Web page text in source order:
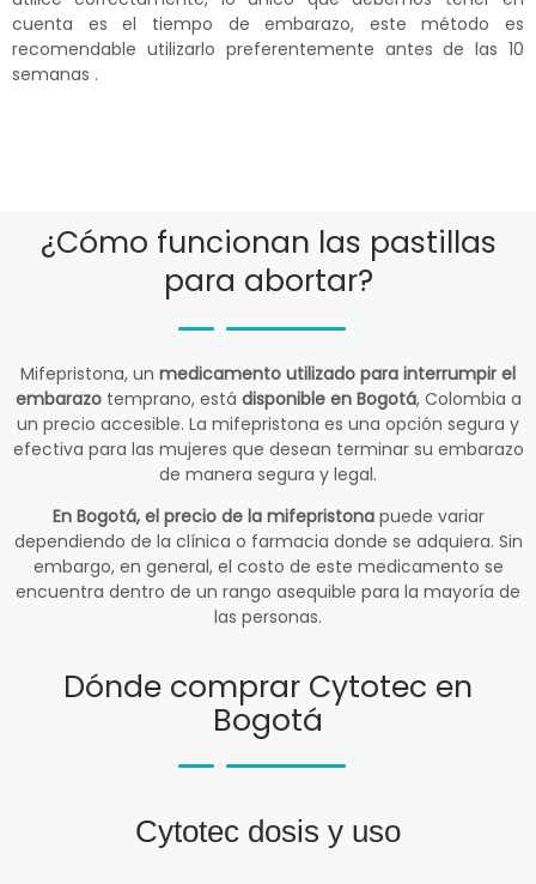
cuenta es el tiempo de embarazo, este método es
recomendable utilizarlo preferentemente antes de las 10
semanas .
¿Cómo funcionan las pastillas
para abortar?
Mifepristona, un medicamento utilizado para interrumpir el
embarazotemprano, está disponible en Bogotá, Colombia a
un precio accesible. La mifepristona es una opción segura y
efectiva para las mujeres que desean terminar su embarazo
de manera segura y legal.
En Bogotá, el precio de la mifepristonapuede variar
dependiendo de la clínica o farmacia donde se adquiera. Sin
embargo, en general, el costo de este medicamento se
encuentra dentro de un rango asequible para la mayoría de
las personas.
Dónde comprar Cytotec en
Bogotá
Cytotec dosis y uso